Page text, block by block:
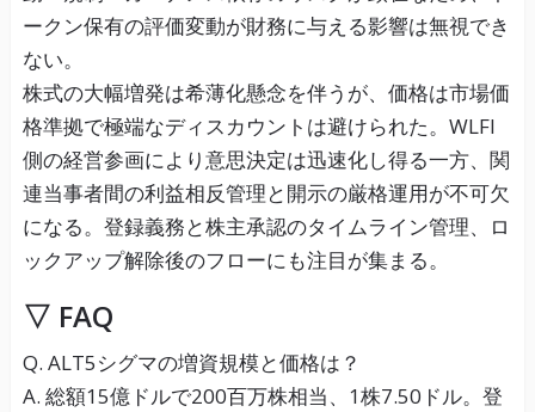
ークン保有の評価変動が財務に与える影響は無視でき
ない。
株式の大幅増発は希薄化懸念を伴うが、価格は市場価
格準拠で極端なディスカウントは避けられた。WLFI
側の経営参画により意思決定は迅速化し得る一方、関
連当事者間の利益相反管理と開示の厳格運用が不可欠
になる。登録義務と株主承認のタイムライン管理、ロ
ックアップ解除後のフローにも注目が集まる。
▽ FAQ
Q. ALT5シグマの増資規模と価格は？
A. 総額15億ドルで200百万株相当、1株7.50ドル。登